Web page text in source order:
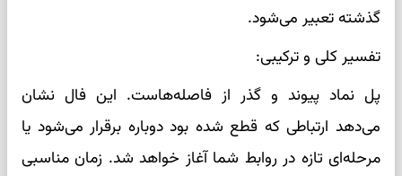
گذشته تعبیر می‌شود.
تفسیر کلی و ترکیبی:
پل نماد پیوند و گذر از فاصله‌هاست. این فال نشان
می‌دهد ارتباطی که قطع شده بود دوباره برقرار می‌شود یا
مرحله‌ای تازه در روابط شما آغاز خواهد شد. زمان مناسبی